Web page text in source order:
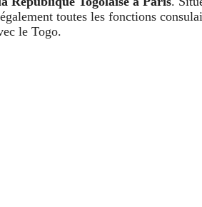
toutes les fonctions
le Togo.